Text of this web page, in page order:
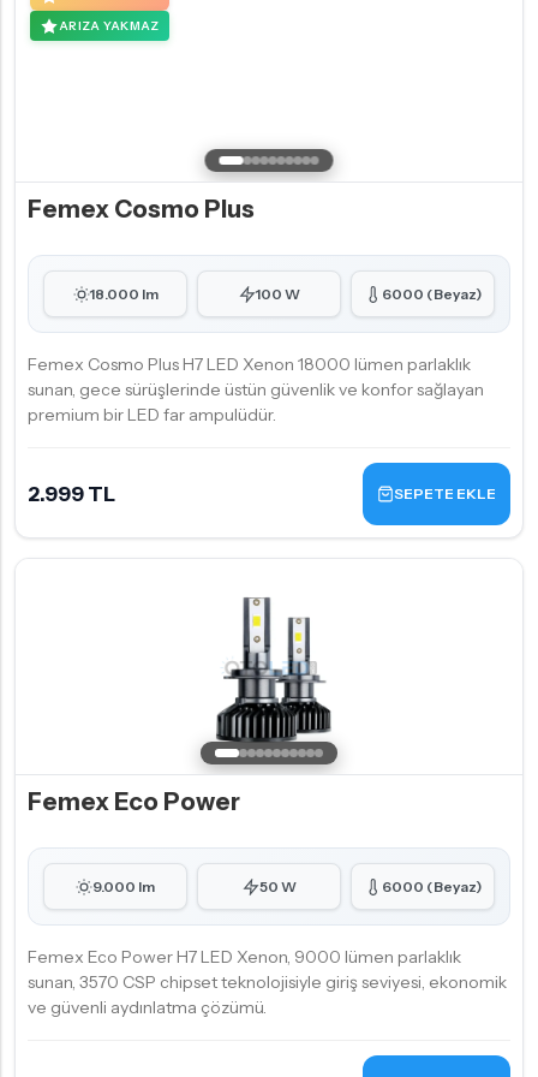
ARIZA YAKMAZ
Femex Cosmo Plus
18.000 lm 100 W 6000 (Beyaz)
Femex Cosmo Plus H7 LED Xenon 18000 lümen parlaklık
sunan, gece sürüşlerinde üstün güvenlik ve konfor sağlayan
premium bir LED far ampulüdür.
2.999 TL SEPETE EKLE
Femex Eco Power
9.000 lm 50 W 6000 (Beyaz)
Femex Eco Power H7 LED Xenon, 9000 lümen parlaklık
sunan, 3570 CSP chipset teknolojisiyle giriş seviyesi, ekonomik
ve güvenli aydınlatma çözümü.